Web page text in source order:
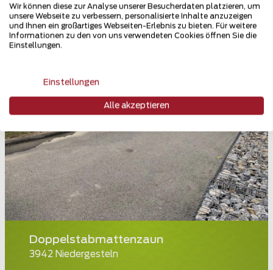
Doppelstabmattenzaun
3942 Niedergesteln
Wir können diese zur Analyse unserer Besucherdaten platzieren, um
unsere Webseite zu verbessern, personalisierte Inhalte anzuzeigen
und Ihnen ein großartiges Webseiten-Erlebnis zu bieten. Für weitere
Informationen zu den von uns verwendeten Cookies öffnen Sie die
Einstellungen.
Einstellungen
Alle akzeptieren